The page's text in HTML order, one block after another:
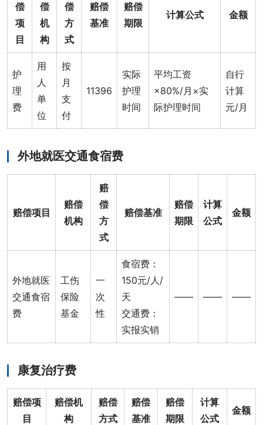
偿
项
目
偿
机
构
偿
方
式
赔偿
基准
赔偿
期限
计算公式 金额
护
理
费
用
人
单
位
按
月
支
付
11396
实际
护理
时间
平均工资
×80%/月×实
际护理时间
自行
计算
元/月
外地就医交通食宿费
赔偿项目
赔偿
机构
赔
偿
方
式
赔偿基准
赔偿
期限
计算
公式
金额
外地就医
交通食宿
费
工伤
保险
基金
一
次
性
食宿费：
150元/人/
天
交通费：
实报实销
—— —— ——
康复治疗费
赔偿项
目
赔偿机
构
赔偿
方式
赔偿
基准
赔偿
期限
计算
公式
金额